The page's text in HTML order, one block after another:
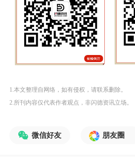
1.本文整理自网络，如有侵权，请联系删除。
2.所刊内容仅代表作者观点，非闪德资讯立场。
微信好友 朋友圈